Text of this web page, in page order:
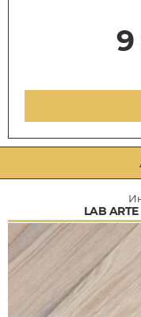
9
LAB